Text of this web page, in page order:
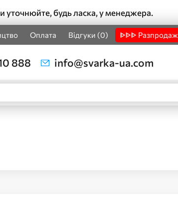
уточнюйте, будь ласка, у менеджера.
Оплата Відгуки (0) ᐈᐈᐈ Разпродаж
888 info@svarka-ua.com